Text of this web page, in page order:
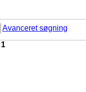
Avanceret søgning
1